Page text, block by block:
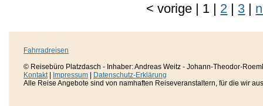
<vorige | 1 | 2 | 3 |
Fahrradreisen
© Reisebüro Platzdasch - Inhaber: Andreas Weitz - Johann-Theodor-
Kontakt| Impressum
Datenschutz-Erklärung
Alle Reise Angebote sind von namhaften Reiseveranstaltern, für die wir